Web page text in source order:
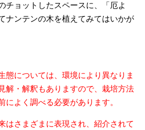
チョットしたスペースに、「厄よ
ナンテンの木を植えてみてはいかが
態については、環境により異なりま
解・解釈もありますので、栽培方法
によく調べる必要があります。
はさまざまに表現され、紹介されて